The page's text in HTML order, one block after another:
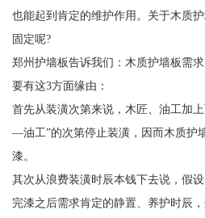
也能起到肯定的维护作用。关于木质
固定呢?
郑州护墙板告诉我们：木质护墙板需
要有这3方面缘由：
首先从装潢次第来说，木匠、油工加
—油工”的次第停止装潢，因而木质护
漆。
其次从浪费装潢时辰本钱下去说，假
完漆之后需求肯定的静置、养护时辰